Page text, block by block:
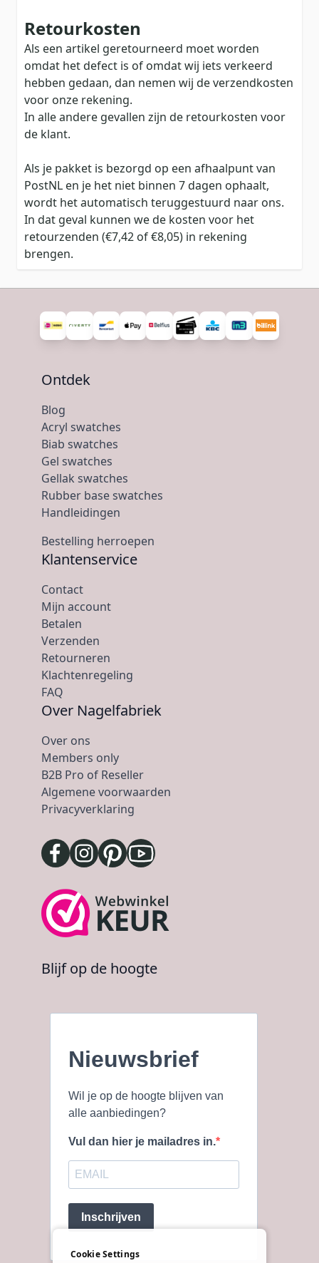
Retourkosten
Als een artikel geretourneerd moet worden
omdat het defect is of omdat wij iets verkeerd
hebben gedaan, dan nemen wij de verzendkosten
voor onze rekening.
In alle andere gevallen zijn de retourkosten voor
de klant.
Als je pakket is bezorgd op een afhaalpunt van
PostNL en je het niet binnen 7 dagen ophaalt,
wordt het automatisch teruggestuurd naar ons.
In dat geval kunnen we de kosten voor het
retourzenden (€7,42 of €8,05) in rekening
brengen.
Ontdek
Blog
Acryl swatches
Biab swatches
Gel swatches
Gellak swatches
Rubber base swatches
Handleidingen
Bestelling herroepen
Klantenservice
Contact
Mijn account
Betalen
Verzenden
Retourneren
Klachtenregeling
FAQ
Over Nagelfabriek
Over ons
Members only
B2B Pro of Reseller
Algemene voorwaarden
Privacyverklaring
Blijf op de hoogte
Nieuwsbrief
Wil je op de hoogte blijven van
alle aanbiedingen?
Vul dan hier je mailadres in.
Inschrijven
Cookie Settings